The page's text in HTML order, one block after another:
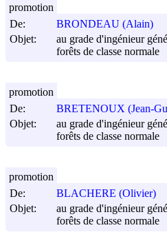
De:
BRONDEAU (Alain)
Objet:
au grade d'ingénieur
forêts de classe normale
promotion
De:
BRETENOUX (Jean-
Objet:
au grade d'ingénieur
forêts de classe normale
promotion
De:
BLACHERE (Olivier)
Objet:
au grade d'ingénieur
forêts de classe normale
promotion